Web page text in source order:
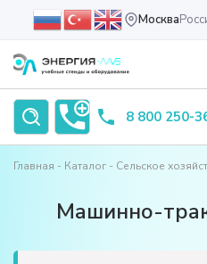
Москва
8 800 250-
Главная Каталог Сельское
Машинно-